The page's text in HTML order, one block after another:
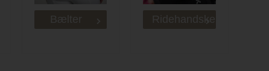
Bælter Ridehandsker